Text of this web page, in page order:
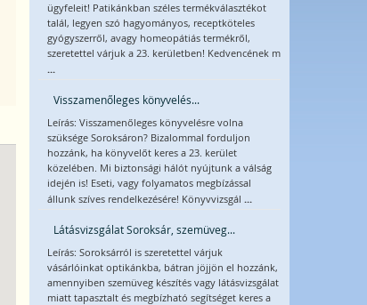
ügyfeleit! Patikánkban széles termékválasztékot
talál, legyen szó hagyományos, receptköteles
gyógyszerről, avagy homeopátiás termékről,
szeretettel várjuk a 23. kerületben! Kedvencének m
...
Visszamenőleges könyvelés...
Leírás: Visszamenőleges könyvelésre volna
szüksége Soroksáron? Bizalommal forduljon
hozzánk, ha könyvelőt keres a 23. kerület
közelében. Mi biztonsági hálót nyújtunk a válság
idején is! Eseti, vagy folyamatos megbízással
állunk szíves rendelkezésére! Könyvvizsgál ...
Látásvizsgálat Soroksár, szemüveg...
Leírás: Soroksárról is szeretettel várjuk
vásárlóinkat optikánkba, bátran jöjjön el hozzánk,
amennyiben szemüveg készítés vagy látásvizsgálat
miatt tapasztalt és megbízható segítséget keres a